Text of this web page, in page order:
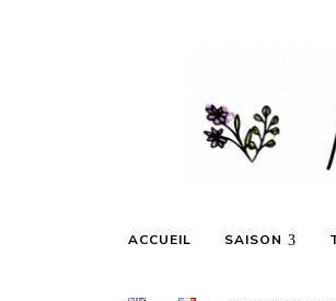
recettes
inspirées
ACCUEIL SAISON